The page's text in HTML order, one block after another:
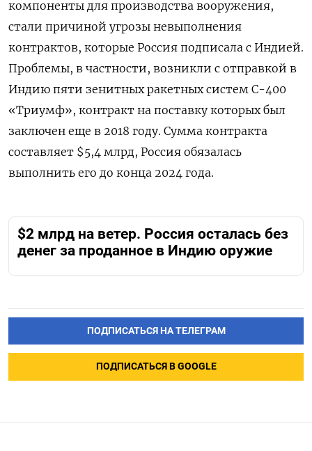
компоненты для производства вооружения,
стали причиной угрозы невыполнения
контрактов, которые Россия подписала с Индией.
Проблемы, в частности, возникли с отправкой в
Индию пяти зенитных ракетных систем С-400
«Триумф», контракт на поставку которых был
заключен еще в 2018 году. Сумма контракта
составляет $5,4 млрд, Россия обязалась
выполнить его до конца 2024 года.
$2 млрд на ветер. Россия осталась без
денег за проданное в Индию оружие
ПОДПИСАТЬСЯ НА ТЕЛЕГРАМ
ПОДПИСАТЬСЯ В GOOGLE